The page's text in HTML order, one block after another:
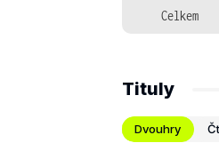
Celkem
Tituly
Dvouhry